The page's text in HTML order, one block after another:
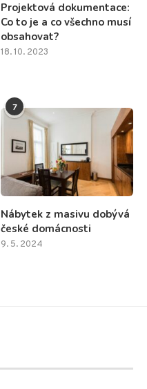
Projektová dokumentace:
Co to je a co všechno musí
obsahovat?
18. 10. 2023
7
Nábytek z masivu dobývá
české domácnosti
9. 5. 2024